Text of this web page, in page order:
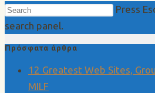
Press
search panel.
Πρόσφατα άρθρα
12 Greatest Web Sites,
MILF